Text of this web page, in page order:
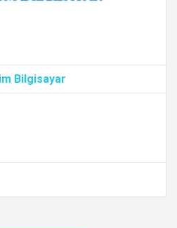
Bilgisayar